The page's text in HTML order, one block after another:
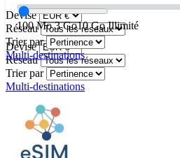
Devise
Réseau
Trier par
Multi-destinations
100 Mo 3 Go10 Go Illimité
Devise
Réseau
Trier par
Multi-destinations